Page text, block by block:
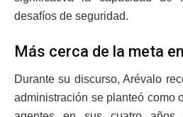
desafíos de seguridad.
Más cerca de la meta
Durante su discurso, Arévalo
administración se planteó como